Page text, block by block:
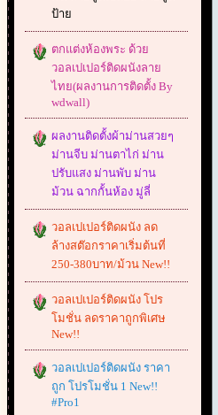
ป้าย
ตกแต่งห้องพระ ด้วย
วอลเปเปอร์ติดผนังลาย
ไทย(ผลงานการติดตั้ง By
wdwall)
ผลงานติดตั้งผ้าม่านสวยๆ
ม่านจีบ ม่านตาไก่ ม่าน
ปรับแสง ม่านพับ ม่าน
ม้วน ฉากกั้นห้อง มู่ลี่
วอลเปเปอร์ติดผนัง ลด
ล้างสต๊อกราคาเริ่มต้นที่
250-380บาท/ม้วน New!!
วอลเปเปอร์ติดผนัง โปร
โมชั่น ลดราคาถูกพิเศษ
New!!
วอลเปเปอร์ติดผนัง ราคา
ถูก โปรโมชั่น 1 New!!
#Pro1